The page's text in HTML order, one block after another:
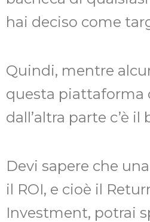
hai deciso come
Quindi, mentre
questa piattaforma
dall’altra parte c’è il
Devi sapere che
il ROI, e cioè il
Investment, potrai